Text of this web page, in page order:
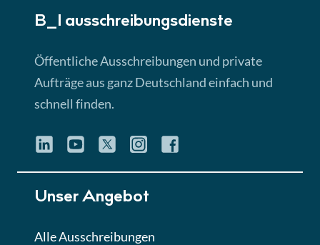
Lektion 3
► 4:31 Min
Quiz
Eignung im Vergabeverfahren
B_I ausschreibungs­dienste
Öffentliche Ausschreibungen und private
Aufträge aus ganz Deutschland einfach und
schnell finden.
Unser Angebot
Alle Ausschreibungen